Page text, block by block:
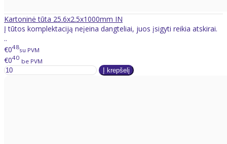
Kartoninė tūta 25.6x2.5x1000mm IN
Į tūtos komplektaciją neįeina dangteliai, juos įsigyti reikia atskirai.
..
€048su PVM
€040 be PVM